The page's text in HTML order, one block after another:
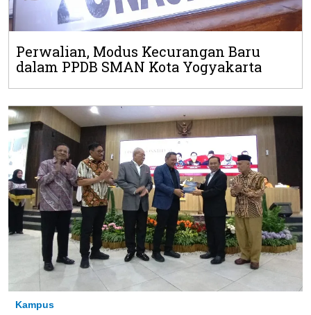
Perwalian, Modus Kecurangan Baru
dalam PPDB SMAN Kota Yogyakarta
Kampus